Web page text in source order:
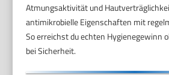
Atmungsaktivität und
antimikrobielle Eigenschaften mit
So erreichst du echten Hygienegewinn
bei Sicherheit.